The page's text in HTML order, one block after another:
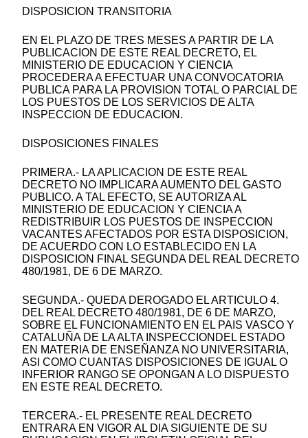
DISPOSICION TRANSITORIA
EN EL PLAZO DE TRES MESES A PARTIR DE LA
PUBLICACION DE ESTE REAL DECRETO, EL
MINISTERIO DE EDUCACION Y CIENCIA
PROCEDERA A EFECTUAR UNA CONVOCATORIA
PUBLICA PARA LA PROVISION TOTAL O PARCIAL DE
LOS PUESTOS DE LOS SERVICIOS DE ALTA
INSPECCION DE EDUCACION.
DISPOSICIONES FINALES
PRIMERA.- LA APLICACION DE ESTE REAL
DECRETO NO IMPLICARA AUMENTO DEL GASTO
PUBLICO. A TAL EFECTO, SE AUTORIZA AL
MINISTERIO DE EDUCACION Y CIENCIA A
REDISTRIBUIR LOS PUESTOS DE INSPECCION
VACANTES AFECTADOS POR ESTA DISPOSICION,
DE ACUERDO CON LO ESTABLECIDO EN LA
DISPOSICION FINAL SEGUNDA DEL REAL DECRETO
480/1981, DE 6 DE MARZO.
SEGUNDA.- QUEDA DEROGADO EL ARTICULO 4.
DEL REAL DECRETO 480/1981, DE 6 DE MARZO,
SOBRE EL FUNCIONAMIENTO EN EL PAIS VASCO Y
CATALUÑA DE LA ALTA INSPECCIONDEL ESTADO
EN MATERIA DE ENSEÑANZA NO UNIVERSITARIA,
ASI COMO CUANTAS DISPOSICIONES DE IGUAL O
INFERIOR RANGO SE OPONGAN A LO DISPUESTO
EN ESTE REAL DECRETO.
TERCERA.- EL PRESENTE REAL DECRETO
ENTRARA EN VIGOR AL DIA SIGUIENTE DE SU